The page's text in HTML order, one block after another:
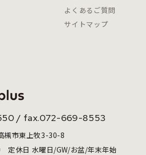
よくあるご質問
サイトマップ
/ fax.072-669-8553
槻市東上牧3-30-8
定休日 水曜日/GW/お盆/年末年始